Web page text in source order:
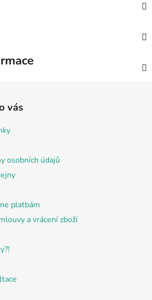
vás
osobních údajů
platbám
a vrácení zboží